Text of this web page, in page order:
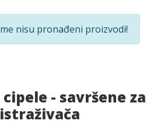
nisu pronađeni proizvodi!
- savršene za